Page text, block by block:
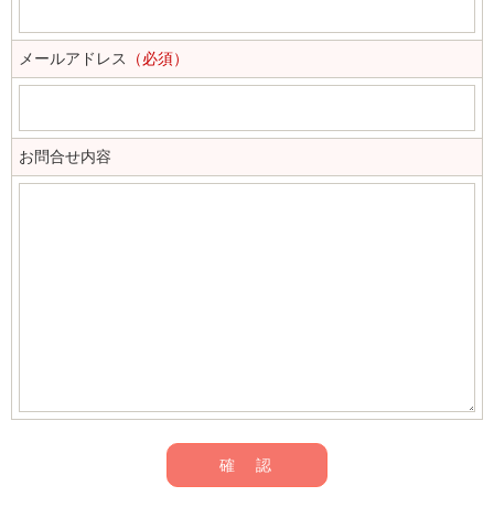
メールアドレス （必須）
お問合せ内容